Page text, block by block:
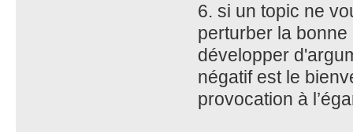
6. si un topic ne
perturber la
développer
négatif est le
provocation à